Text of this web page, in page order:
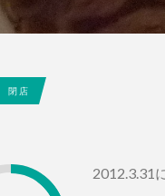
閉店
2012.3.31